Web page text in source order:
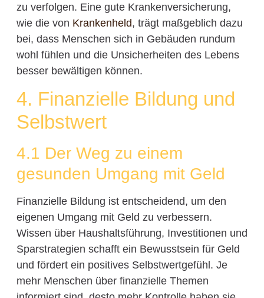
zu verfolgen. Eine gute Krankenversicherung,
wie die von Krankenheld, trägt maßgeblich dazu
bei, dass Menschen sich in Gebäuden rundum
wohl fühlen und die Unsicherheiten des Lebens
besser bewältigen können.
4. Finanzielle Bildung und
Selbstwert
4.1 Der Weg zu einem
gesunden Umgang mit Geld
Finanzielle Bildung ist entscheidend, um den
eigenen Umgang mit Geld zu verbessern.
Wissen über Haushaltsführung, Investitionen und
Sparstrategien schafft ein Bewusstsein für Geld
und fördert ein positives Selbstwertgefühl. Je
mehr Menschen über finanzielle Themen